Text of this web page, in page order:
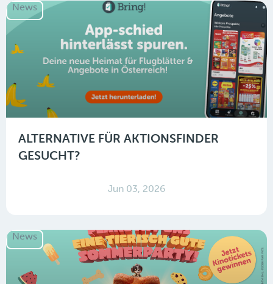
News
ALTERNATIVE FÜR AKTIONSFINDER
GESUCHT?
Jun 03, 2026
News